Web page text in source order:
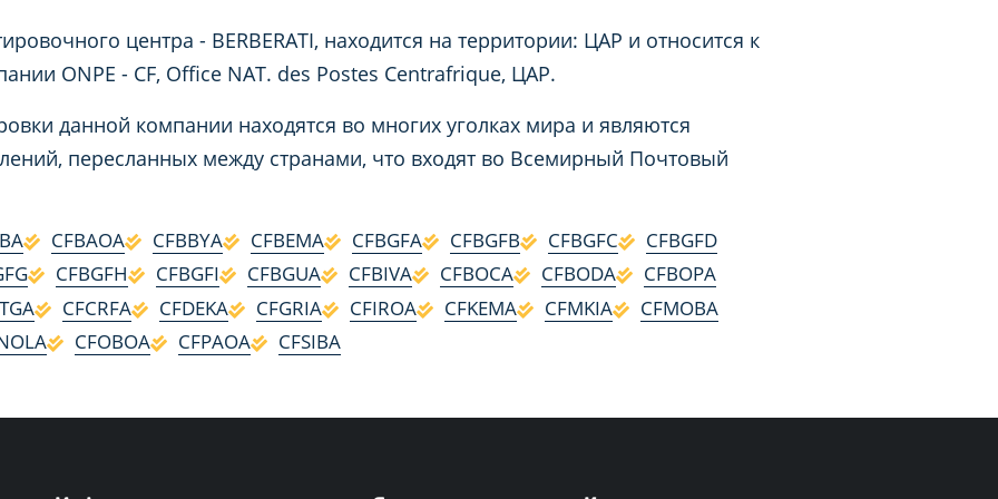
центра - BERBERATI, находится на территории: ЦАР и относится к
ONPE - CF, Office NAT. des Postes Centrafrique, ЦАР.
данной компании находятся во многих уголках мира и являются
пересланных между странами, что входят во Всемирный Почтовый
CFBAOA CFBBYA CFBEMA CFBGFA CFBGFB CFBGFC
CFBGFD
CFBGFH CFBGFI CFBGUA CFBIVA CFBOCA CFBODA
CFBOPA
CFCRFA CFDEKA CFGRIA CFIROA CFKEMA CFMKIA
CFMOBA
CFOBOA CFPAOA CFSIBA